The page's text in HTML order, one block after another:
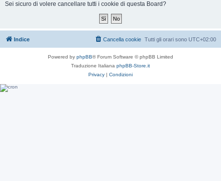
Sei sicuro di volere cancellare tutti i cookie di questa Board?
Indice Tutti gli orari sono UTC+02:00
Cancella cookie
Powered by phpBB® Forum Software © phpBB Limited
Traduzione Italiana phpBB-Store.it
Privacy | Condizioni